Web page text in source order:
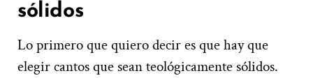
sólidos
Lo primero que quiero decir es que hay que
elegir cantos que sean teológicamente sólidos.